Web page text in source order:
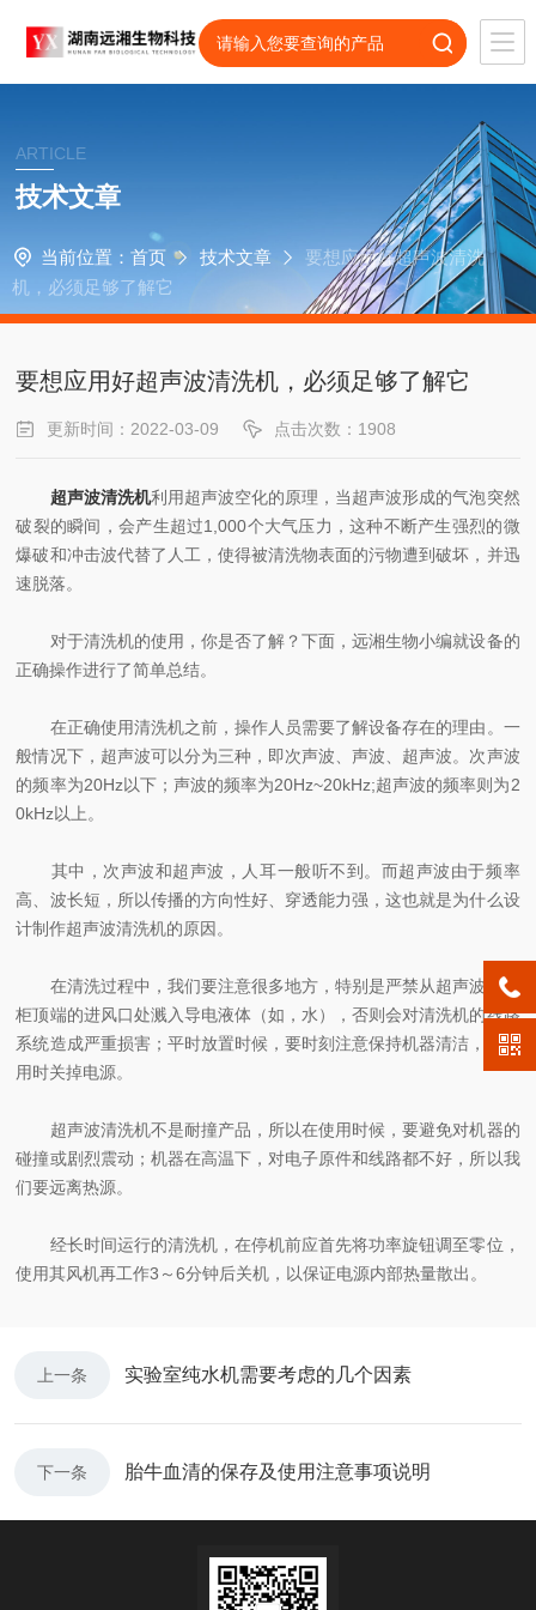
ARTICLE
技术文章
当前位置： 首页 技术文章
要想应用好超声波清洗
机，必须足够了解它
要想应用好超声波清洗机，必须足够了解它
更新时间：2022-03-09 点击次数：1908
超声波清洗机利用超声波空化的原理，当超声波形成的气泡突然
破裂的瞬间，会产生超过1,000个大气压力，这种不断产生强烈的微
爆破和冲击波代替了人工，使得被清洗物表面的污物遭到破坏，并迅
速脱落。
对于清洗机的使用，你是否了解？下面，远湘生物小编就设备的
正确操作进行了简单总结。
在正确使用清洗机之前，操作人员需要了解设备存在的理由。一
般情况下，超声波可以分为三种，即次声波、声波、超声波。次声波
的频率为20Hz以下；声波的频率为20Hz~20kHz;超声波的频率则为2
0kHz以上。
其中，次声波和超声波，人耳一般听不到。而超声波由于频率
高、波长短，所以传播的方向性好、穿透能力强，这也就是为什么设
计制作超声波清洗机的原因。
在清洗过程中，我们要注意很多地方，特别是严禁从超声波控制
柜顶端的进风口处溅入导电液体（如，水），否则会对清洗机的线路
系统造成严重损害；平时放置时候，要时刻注意保持机器清洁，不使
用时关掉电源。
超声波清洗机不是耐撞产品，所以在使用时候，要避免对机器的
碰撞或剧烈震动；机器在高温下，对电子原件和线路都不好，所以我
们要远离热源。
经长时间运行的清洗机，在停机前应首先将功率旋钮调至零位，
使用其风机再工作3～6分钟后关机，以保证电源内部热量散出。
上一条 实验室纯水机需要考虑的几个因素
下一条 胎牛血清的保存及使用注意事项说明